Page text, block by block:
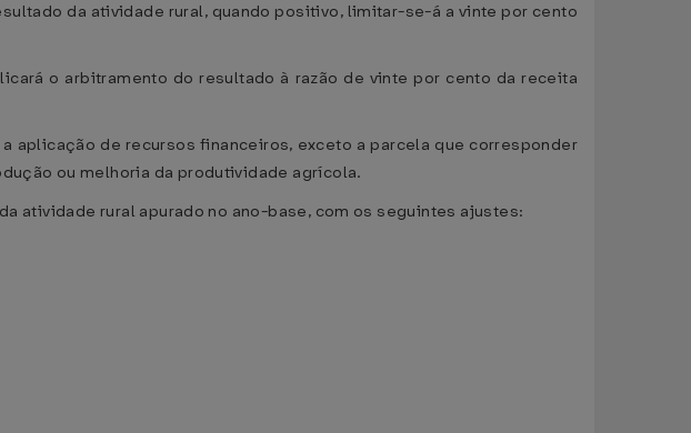
da atividade rural, quando positivo, limitar-se-á a vinte por cento
o arbitramento do resultado à razão de vinte por cento da receita
aplicação de recursos financeiros, exceto a parcela que corresponder
ou melhoria da produtividade agrícola.
atividade rural apurado no ano-base, com os seguintes ajustes: